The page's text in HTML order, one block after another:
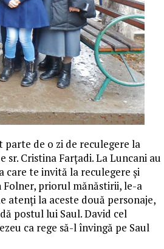
parte de o zi de reculegere la
Cristina Farțadi. La Luncani au
care te invită la reculegere și
Folner, priorul mănăstirii, le-a
atenți la aceste două personaje,
postul lui Saul. David cel
ca rege să-l învingă pe Saul